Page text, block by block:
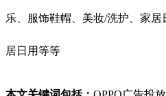
乐、服饰鞋帽、美妆/洗护、家
居日用等等